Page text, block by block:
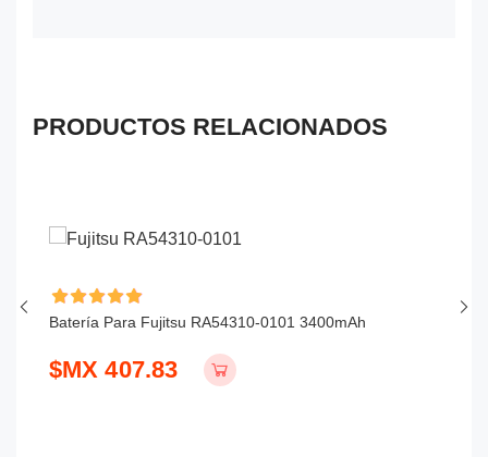
PRODUCTOS RELACIONADOS
Batería Para Fujitsu RA54310-0101 3400mAh
$MX 407.83